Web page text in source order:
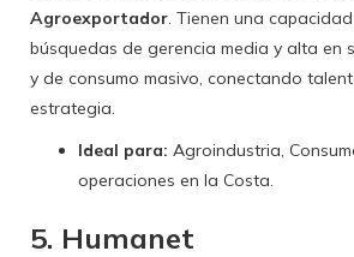
Agroexportador. Tienen una
búsquedas de gerencia media y alta en
y de consumo masivo, conectando
estrategia.
Ideal para: Agroindustria,
operaciones en la Costa.
5. Humanet